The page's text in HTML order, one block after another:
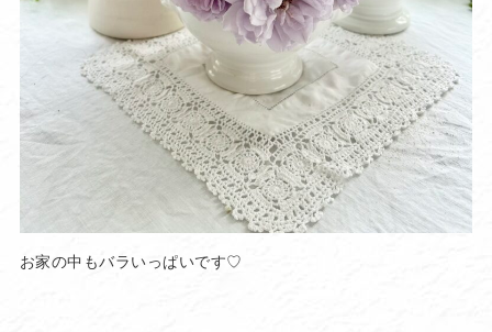
お家の中もバラいっぱいです♡